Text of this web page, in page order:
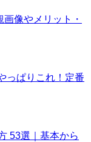
像やメリット・
っぱりこれ！定番
53選｜基本から